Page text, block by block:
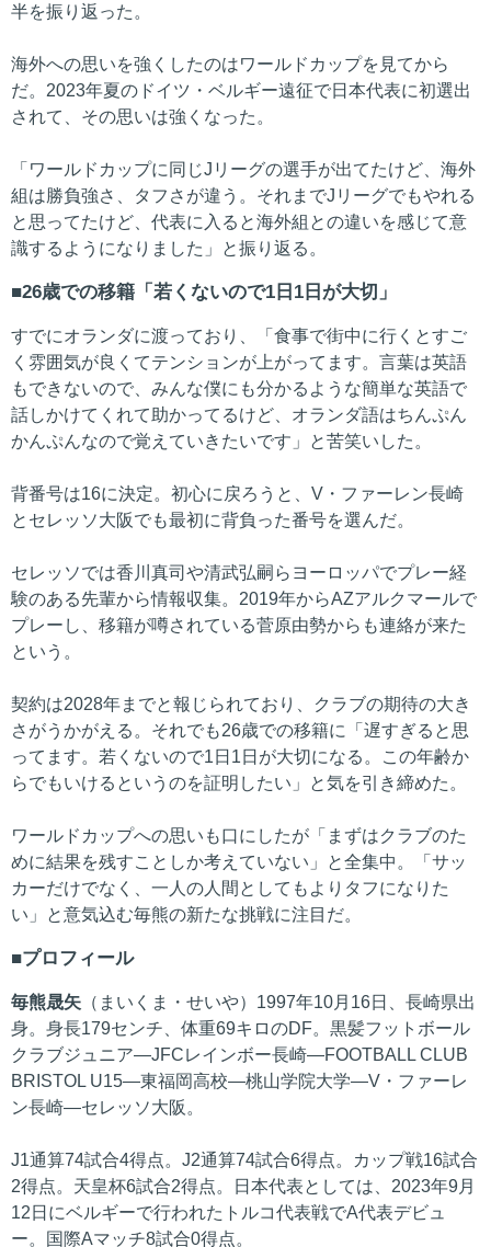
半を振り返った。
海外への思いを強くしたのはワールドカップを見てから
だ。2023年夏のドイツ・ベルギー遠征で日本代表に初選出
されて、その思いは強くなった。
「ワールドカップに同じJリーグの選手が出てたけど、海外
組は勝負強さ、タフさが違う。それまでJリーグでもやれる
と思ってたけど、代表に入ると海外組との違いを感じて意
識するようになりました」と振り返る。
26歳での移籍「若くないので1日1日が大切」
すでにオランダに渡っており、「食事で街中に行くとすご
く雰囲気が良くてテンションが上がってます。言葉は英語
もできないので、みんな僕にも分かるような簡単な英語で
話しかけてくれて助かってるけど、オランダ語はちんぷん
かんぷんなので覚えていきたいです」と苦笑いした。
背番号は16に決定。初心に戻ろうと、V・ファーレン長崎
とセレッソ大阪でも最初に背負った番号を選んだ。
セレッソでは香川真司や清武弘嗣らヨーロッパでプレー経
験のある先輩から情報収集。2019年からAZアルクマールで
プレーし、移籍が噂されている菅原由勢からも連絡が来た
という。
契約は2028年までと報じられており、クラブの期待の大き
さがうかがえる。それでも26歳での移籍に「遅すぎると思
ってます。若くないので1日1日が大切になる。この年齢か
らでもいけるというのを証明したい」と気を引き締めた。
ワールドカップへの思いも口にしたが「まずはクラブのた
めに結果を残すことしか考えていない」と全集中。「サッ
カーだけでなく、一人の人間としてもよりタフになりた
い」と意気込む毎熊の新たな挑戦に注目だ。
プロフィール
毎熊晟矢 （まいくま・せいや）1997年10月16日、長崎県出
身。身長179センチ、体重69キロのDF。黒髪フットボール
クラブジュニア―JFCレインボー長崎―FOOTBALL CLUB
BRISTOL U15―東福岡高校―桃山学院大学―V・ファーレ
ン長崎―セレッソ大阪。
J1通算74試合4得点。J2通算74試合6得点。カップ戦16試合
2得点。天皇杯6試合2得点。日本代表としては、2023年9月
12日にベルギーで行われたトルコ代表戦でA代表デビュ
ー。国際Aマッチ8試合0得点。